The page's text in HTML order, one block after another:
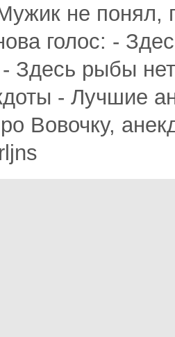
не понял,
голос: -
Здесь рыбы
- Лучшие
Вовочку,